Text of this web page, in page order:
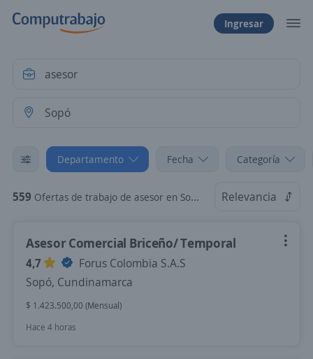
Ingresar
Departamento Fecha Categoría
559 Ofertas de trabajo de asesor en Sopó, Cundinamarca Relevancia
Asesor Comercial Briceño/ Temporal
4,7
Forus Colombia S.A.S
Sopó, Cundinamarca
$ 1.423.500,00 (Mensual)
Hace 4 horas